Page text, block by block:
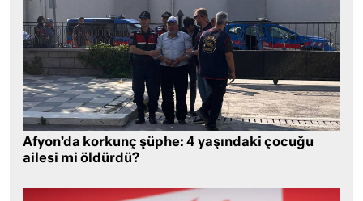
Afyon’da korkunç şüphe: 4 yaşındaki çocuğu
ailesi mi öldürdü?